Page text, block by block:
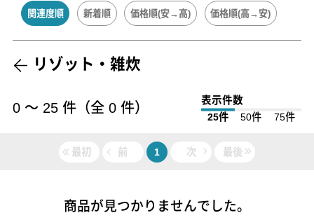
関連度順 新着順 価格順(安→高) 価格順(高→安)
リゾット・雑炊
0〜 25 件（全 0 件）
表示件数
25件
50件 75件
最初 前 1 次 最後
商品が見つかりませんでした。